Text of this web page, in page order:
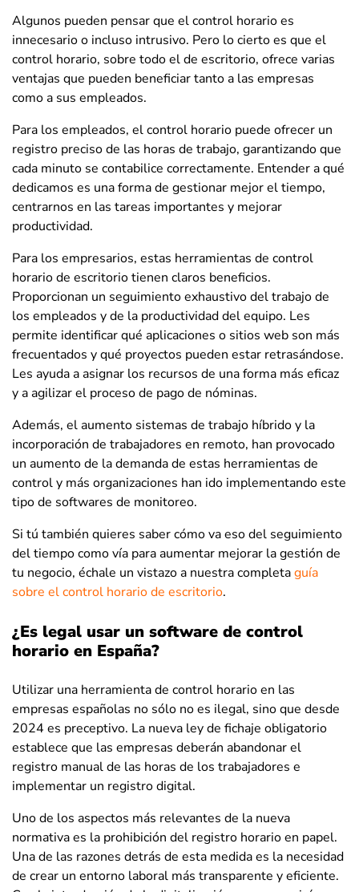
Algunos pueden pensar que el control horario es
innecesario o incluso intrusivo. Pero lo cierto es que el
control horario, sobre todo el de escritorio, ofrece varias
ventajas que pueden beneficiar tanto a las empresas
como a sus empleados.
Para los empleados, el control horario puede ofrecer un
registro preciso de las horas de trabajo, garantizando que
cada minuto se contabilice correctamente. Entender a qué
dedicamos es una forma de gestionar mejor el tiempo,
centrarnos en las tareas importantes y mejorar
productividad.
Para los empresarios, estas herramientas de control
horario de escritorio tienen claros beneficios.
Proporcionan un seguimiento exhaustivo del trabajo de
los empleados y de la productividad del equipo. Les
permite identificar qué aplicaciones o sitios web son más
frecuentados y qué proyectos pueden estar retrasándose.
Les ayuda a asignar los recursos de una forma más eficaz
y a agilizar el proceso de pago de nóminas.
Además, el aumento sistemas de trabajo híbrido y la
incorporación de trabajadores en remoto, han provocado
un aumento de la demanda de estas herramientas de
control y más organizaciones han ido implementando este
tipo de softwares de monitoreo.
Si tú también quieres saber cómo va eso del seguimiento
del tiempo como vía para aumentar mejorar la gestión de
tu negocio, échale un vistazo a nuestra completaguía
sobre el control horario de escritorio.
¿Es legal usar un software de control
horario en España?
Utilizar una herramienta de control horario en las
empresas españolas no sólo no es ilegal, sino que desde
2024 es preceptivo. La nueva ley de fichaje obligatorio
establece que las empresas deberán abandonar el
registro manual de las horas de los trabajadores e
implementar un registro digital.
Uno de los aspectos más relevantes de la nueva
normativa es la prohibición del registro horario en papel.
Una de las razones detrás de esta medida es la necesidad
de crear un entorno laboral más transparente y eficiente.